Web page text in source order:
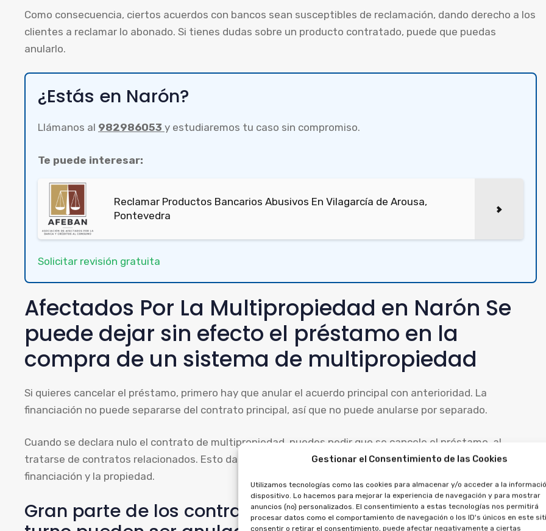
Gestionar el Consentimiento de las Cookies
Utilizamos tecnologías como las cookies para almacenar y/o acceder a la
dispositivo. Lo hacemos para mejorar la experiencia de navegación y para mostrar
anuncios (no) personalizados. El consentimiento a estas tecnologías nos permitirá
procesar datos como el comportamiento de navegación o los ID's únicos en este
consentir o retirar el consentimiento, puede afectar negativamente a ciertas
Como consecuencia, ciertos acuerdos con bancos sean susceptibles de reclamación, dando derecho a los
clientes a reclamar lo abonado. Si tienes dudas sobre un producto contratado, puede que puedas
anularlo.
¿Estás en Narón?
Llámanos al 982986053 y estudiaremos tu caso sin compromiso.
Te puede interesar:
Reclamar Productos Bancarios Abusivos En Vilagarcía de Arousa,
Pontevedra
Solicitar revisión gratuita
Afectados Por La Multipropiedad en Narón Se
puede dejar sin efecto el préstamo en la
compra de un sistema de multipropiedad
Si quieres cancelar el préstamo, primero hay que anular el acuerdo principal con anterioridad. La
financiación no puede separarse del contrato principal, así que no puede anularse por separado.
Cuando se declara nulo el contrato de multipropiedad, puedes pedir que se cancele el préstamo, al
tratarse de contratos relacionados. Esto da derecho a recuperar los importes entregados, por la
financiación y la propiedad.
Gran parte de los contratos de aprovechamiento por